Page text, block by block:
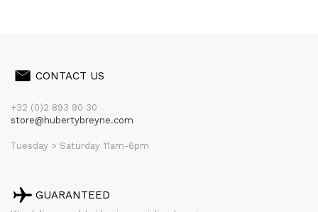
CONTACT US
+32 (0)2 893 90 30
store@hubertybreyne.com
Tuesday > Saturday 11am-6pm
GUARANTEED